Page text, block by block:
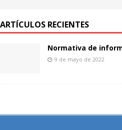
ARTÍCULOS RECIENTES
Normativa de
9 de mayo de 2022